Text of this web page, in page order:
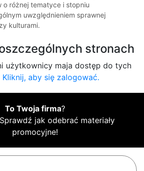
o różnej tematyce i stopniu
uwzględnieniem sprawnej
kulturami.
stronach
użytkownicy maja dostęp do tych
Kliknij, aby się zalogować.
To Twoja firma?
Sprawdź jak odebrać materiały
promocyjne!